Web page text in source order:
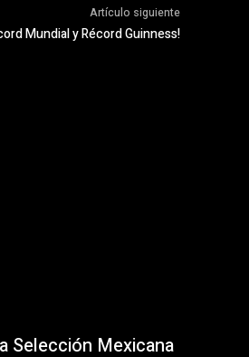
Artículo siguiente
Mundial y Récord Guinness!
Selección Mexicana